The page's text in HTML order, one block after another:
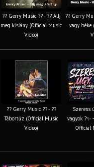
?? Gerry Music ?? - ?? Állj
meg kislány (Official Music
Video)
?? Gerry
vagy béke
?? Gerry Music ?? - ??
Tábortűz (Official Music
Video)
Szeress
vagyok ?✨
Official